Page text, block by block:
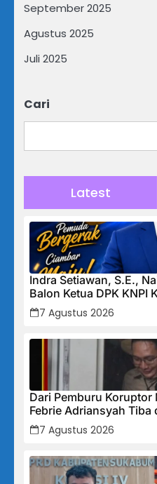
September 2025
Agustus 2025
Juli 2025
Cari
Latest
Indra Setiawan, S.E.,
Balon Ketua DPK KNPI
7 Agustus 2026
Dari Pemburu Koruptor
Febrie Adriansyah
Bawa Map Biru dan
7 Agustus 2026